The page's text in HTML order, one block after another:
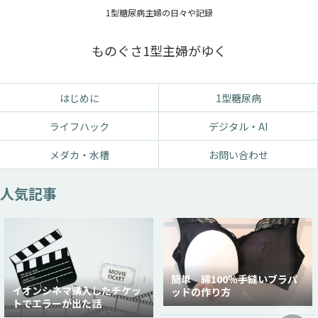
1型糖尿病主婦の日々や記録
ものぐさ1型主婦がゆく
はじめに
1型糖尿病
ライフハック
デジタル・AI
メダカ・水槽
お問い合わせ
人気記事
イオンシネマ購入したチケッ
トでエラーが出た話
簡単 綿100％手縫いブラパ
ッドの作り方